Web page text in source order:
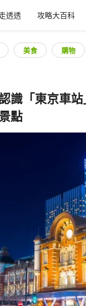
透透 攻略大百科
美食 購物
識「東京車
點